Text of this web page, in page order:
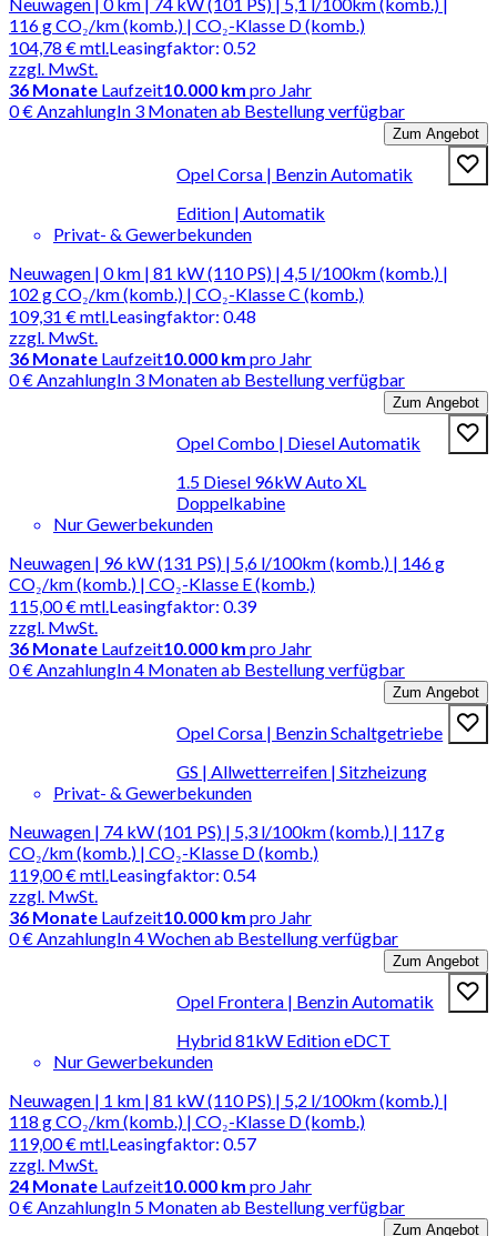
116 g CO₂/km (komb.) | CO₂-Klasse D (komb.)
104,78 €mtl.
zzgl. MwSt.
Leasingfaktor: 0.52
36 Monate Laufzeit10.000 km pro Jahr
0 € AnzahlungIn 3 Monaten ab Bestellung verfügbar
Zum Angebot
Opel Corsa | Benzin Automatik
Edition | Automatik
Privat- & Gewerbekunden
Neuwagen | 0 km | 81 kW (110 PS) | 4,5 l/100km (komb.) |
102 g CO₂/km (komb.) | CO₂-Klasse C (komb.)
109,31 €mtl.
zzgl. MwSt.
Leasingfaktor: 0.48
36 Monate Laufzeit10.000 km pro Jahr
0 € AnzahlungIn 3 Monaten ab Bestellung verfügbar
Zum Angebot
Opel Combo | Diesel Automatik
1.5 Diesel 96kW Auto XL
Doppelkabine
Nur Gewerbekunden
Neuwagen | 96 kW (131 PS) | 5,6 l/100km (komb.) | 146 g
CO₂/km (komb.) | CO₂-Klasse E (komb.)
115,00 €mtl.
zzgl. MwSt.
Leasingfaktor: 0.39
36 Monate Laufzeit10.000 km pro Jahr
0 € AnzahlungIn 4 Monaten ab Bestellung verfügbar
Zum Angebot
Opel Corsa | Benzin Schaltgetriebe
GS | Allwetterreifen | Sitzheizung
Privat- & Gewerbekunden
Neuwagen | 74 kW (101 PS) | 5,3 l/100km (komb.) | 117 g
CO₂/km (komb.) | CO₂-Klasse D (komb.)
119,00 €mtl.
zzgl. MwSt.
Leasingfaktor: 0.54
36 Monate Laufzeit10.000 km pro Jahr
0 € AnzahlungIn 4 Wochen ab Bestellung verfügbar
Zum Angebot
Opel Frontera | Benzin Automatik
Hybrid 81kW Edition eDCT
Nur Gewerbekunden
Neuwagen | 1 km | 81 kW (110 PS) | 5,2 l/100km (komb.) |
118 g CO₂/km (komb.) | CO₂-Klasse D (komb.)
119,00 €mtl.
zzgl. MwSt.
Leasingfaktor: 0.57
24 Monate Laufzeit10.000 km pro Jahr
0 € AnzahlungIn 5 Monaten ab Bestellung verfügbar
Zum Angebot